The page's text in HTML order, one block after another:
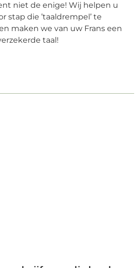
niet de enige! Wij helpen u
stap die ’taaldrempel’ te
maken we van uw Frans een
taal!